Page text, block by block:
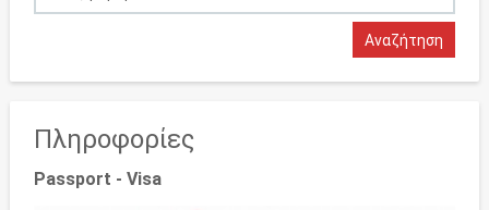
Πληροφορίες
Passport - Visa